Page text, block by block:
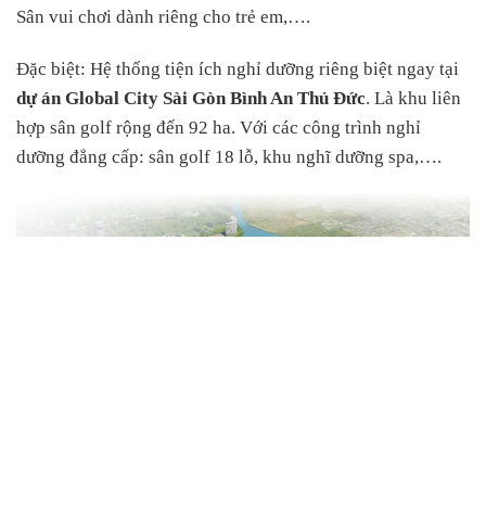
Sân vui chơi dành riêng cho trẻ em,….
Đặc biệt: Hệ thống tiện ích nghỉ dưỡng riêng biệt ngay tại
dự án Global City Sài Gòn Bình An Thủ Đức. Là khu liên
hợp sân golf rộng đến 92 ha. Với các công trình nghỉ
dưỡng đẳng cấp: sân golf 18 lỗ, khu nghĩ dưỡng spa,….